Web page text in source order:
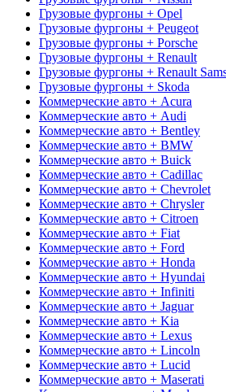
Грузовые фургоны + Opel
Грузовые фургоны + Peugeot
Грузовые фургоны + Porsche
Грузовые фургоны + Renault
Грузовые фургоны + Renault
Грузовые фургоны + Skoda
Коммерческие авто + Acura
Коммерческие авто + Audi
Коммерческие авто + Bentley
Коммерческие авто + BMW
Коммерческие авто + Buick
Коммерческие авто + Cadillac
Коммерческие авто + Chevrolet
Коммерческие авто + Chrysler
Коммерческие авто + Citroen
Коммерческие авто + Fiat
Коммерческие авто + Ford
Коммерческие авто + Honda
Коммерческие авто + Hyundai
Коммерческие авто + Infiniti
Коммерческие авто + Jaguar
Коммерческие авто + Kia
Коммерческие авто + Lexus
Коммерческие авто + Lincoln
Коммерческие авто + Lucid
Коммерческие авто + Maserati